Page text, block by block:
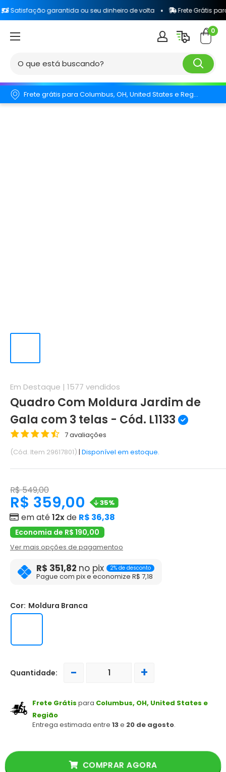
garantida ou seu dinheiro de volta Frete Grátis para todo o
0
Frete grátis para Columbus, OH, United States e Região.
Em Destaque | 1577 vendidos
Quadro Com Moldura Jardim de
Gala com 3 telas - Cód. L1133
7 avaliações
(Cód. Item 29617801) | Disponível em estoque.
Cor: Moldura Branca
R$ 549,00
R$ 359,00 35%
em até12xde R$ 36,38
Economia de R$ 190,00
Ver mais opções de pagamentoo
R$ 351,82 no pix 2% de desconto
Pague com pix e economize R$ 7,18
Quantidade: - +
Frete Grátis para Columbus, OH, United States e
Região
Entrega estimada entre 13e 20 de agosto.
COMPRAR AGORA